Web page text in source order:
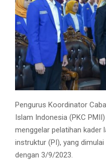
Pengurus Koordinator
Islam Indonesia (PKC
menggelar pelatihan kader
instruktur (PI), yang
dengan 3/9/2023.